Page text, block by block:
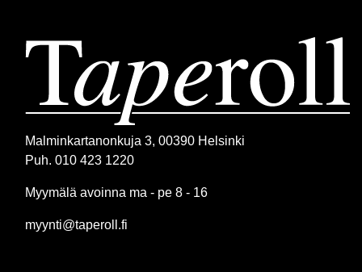
Malminkartanonkuja 3, 00390 Helsinki
Puh. 010 423 1220
Myymälä avoinna ma - pe 8 - 16
myynti@taperoll.fi